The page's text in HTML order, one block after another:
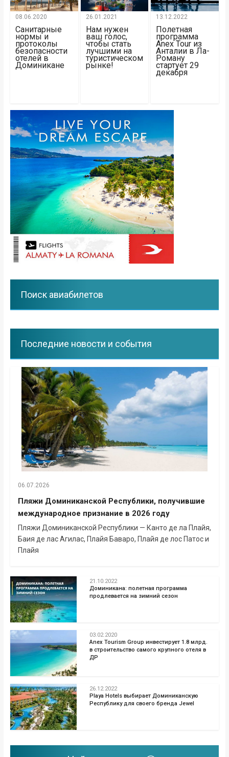
08.06.2020
Санитарные
нормы и
протоколы
безопасности
отелей в
Доминикане
26.01.2021
Нам нужен
ваш голос,
чтобы стать
лучшими на
туристическом
рынке!
13.12.2022
Полетная
программа
Anex Tour из
Анталии в Ла-
Роману
стартует 29
декабря
Поиск авиабилетов
Последние новости и события
06.07.2026
Пляжи Доминиканской Республики, получившие
международное признание в 2026 году
Пляжи Доминиканской Республики — Канто де ла Плайя,
Баия де лас Агилас, Плайя Баваро, Плайя де лос Патос и
Плайя
21.10.2022
Доминикана: полетная программа
продлевается на зимний сезон
03.02.2020
Anex Tourism Group инвестирует 1.8 млрд.
в строительство самого крупного отеля в
ДР
26.12.2022
Playa Hotels выбирает Доминиканскую
Республику для своего бренда Jewel